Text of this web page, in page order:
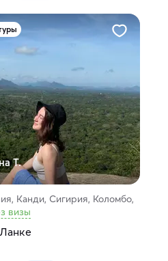
Т.
Канди, Сигирия, Коломбо,
визы